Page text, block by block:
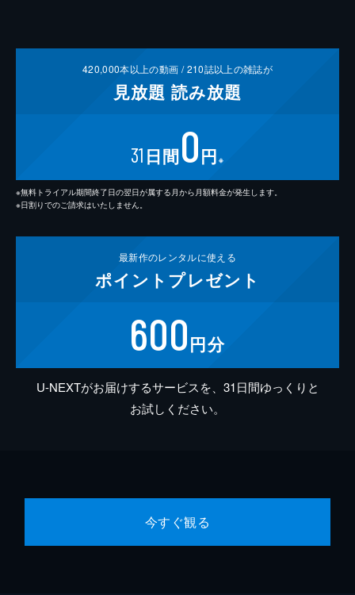
420,000本以上の動画 /210誌以上の雑誌が
見放題 読み放題
31 日間0円 ※
※無料トライアル期間終了日の翌日が属する月から月額料金が発生します。
※日割りでのご請求はいたしません。
最新作のレンタルに使える
ポイント プレゼント
600円分
U-NEXTがお届けするサービスを、31日間ゆっくりと
お試しください。
今すぐ観る